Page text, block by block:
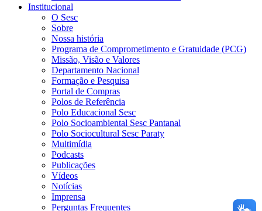
Institucional
O Sesc
Sobre
Nossa história
Programa de Comprometimento e Gratuidade (PCG)
Missão, Visão e Valores
Departamento Nacional
Formação e Pesquisa
Portal de Compras
Polos de Referência
Polo Educacional Sesc
Polo Socioambiental Sesc Pantanal
Polo Sociocultural Sesc Paraty
Multimídia
Podcasts
Publicações
Vídeos
Notícias
Imprensa
Perguntas Frequentes